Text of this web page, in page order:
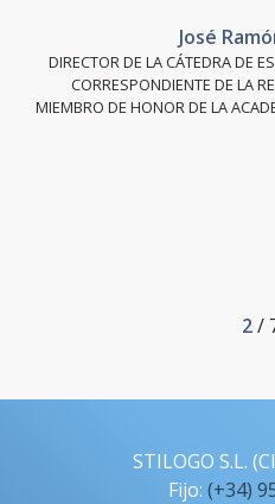
José
DIRECTOR DE LA CÁTEDRA DE
CORRESPONDIENTE DE LA
MIEMBRO DE HONOR DE LA
2/
STILOGO S.L.
Fijo: (+34)